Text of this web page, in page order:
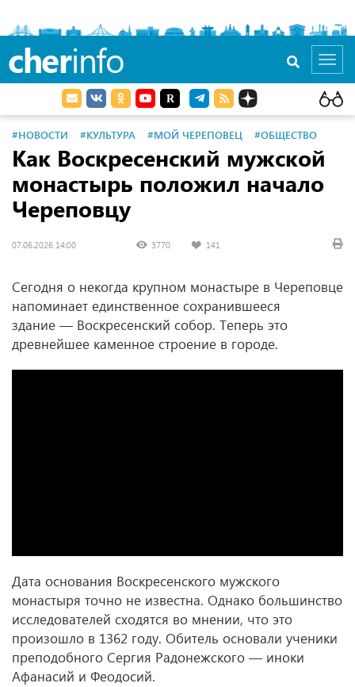
cherinfo
#НОВОСТИ #КУЛЬТУРА #МОЙ ЧЕРЕПОВЕЦ #ОБЩЕСТВО
Как Воскресенский мужской
монастырь положил начало
Череповцу
07.06.2026 14:00 3770 141
Сегодня о некогда крупном монастыре в Череповце
напоминает единственное сохранившееся
здание — Воскресенский собор. Теперь это
древнейшее каменное строение в городе.
Дата основания Воскресенского мужского
монастыря точно не известна. Однако большинство
исследователей сходятся во мнении, что это
произошло в 1362 году. Обитель основали ученики
преподобного Сергия Радонежского — иноки
Афанасий и Феодосий.